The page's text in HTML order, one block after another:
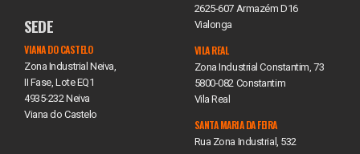
SEDE
VIANA DO CASTELO
Zona Industrial Neiva,
II Fase, Lote EQ1
4935-232 Neiva
Viana do Castelo
2625-607 Armazém D16
Vialonga
VILA REAL
Zona Industrial Constantim, 73
5800-082 Constantim
Vila Real
SANTA MARIA DA FEIRA
Rua Zona Industrial, 532